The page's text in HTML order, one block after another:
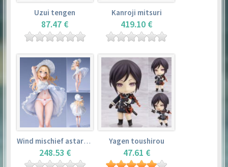
Uzui tengen
87.47 €
Kanroji mitsuri
419.10 €
Wind mischief astarotte
248.53 €
Yagen toushirou
47.61 €